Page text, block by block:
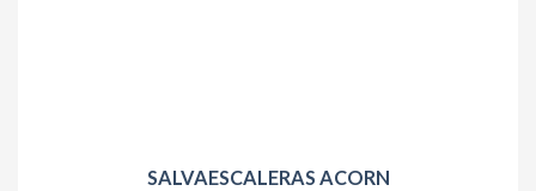
SALVAESCALERAS ACORN